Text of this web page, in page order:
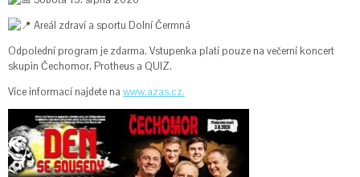
Areál zdraví a sportu Dolní Čermná
Odpolední program je zdarma. Vstupenka platí pouze na večerní koncert
skupin Čechomor, Protheus a QUIZ.
Více informací najdete na www.azas.cz.